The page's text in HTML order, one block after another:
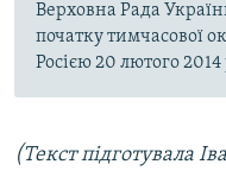
Верховна Рада
початку тимчасової
Росією 20 лютого 2014
(Текст підготувала